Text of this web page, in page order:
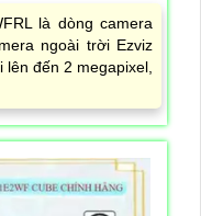
là dòng camera
ngoài trời Ezviz
đến 2 megapixel,